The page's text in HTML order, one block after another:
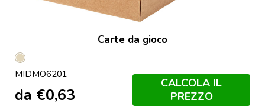
Carte da gioco
Beige
MIDMO6201
da €0,63
CALCOLA IL
PREZZO